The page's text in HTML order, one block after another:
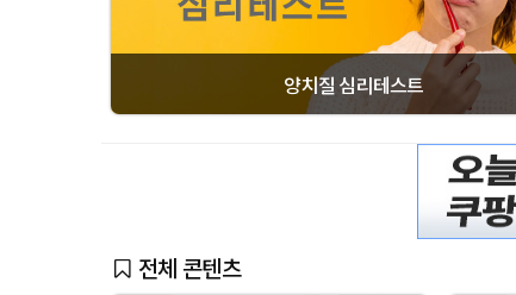
양치질 심리테스트
전체 콘텐츠